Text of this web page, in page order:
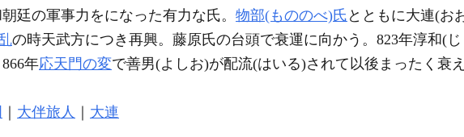
廷の軍事力をになった有力な氏。 物部(もののべ)氏 とともに大連(お
の時天武方につき再興。藤原氏の台頭で衰運に向かう。823年淳和(
年応天門の変で善男(よしお)が配流(はいる)されて以後まったく衰
大伴旅人 大連